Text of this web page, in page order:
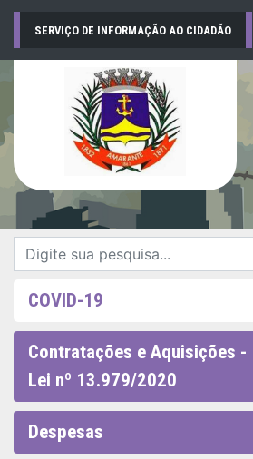
SERVIÇO DE INFORMAÇÃO AO CIDADÃO
COVID-19
Contratações e Aquisições -
Lei nº 13.979/2020
Despesas